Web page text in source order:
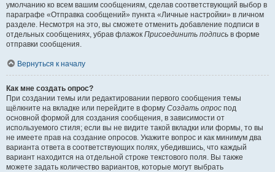
умолчанию ко всем вашим сообщениям, сделав соответствующий выбор в
параграфе «Отправка сообщений» пункта «Личные настройки» в личном
разделе. Несмотря на это, вы сможете отменить добавление подписи в
отдельных сообщениях, убрав флажок Присоединить подпись в форме
отправки сообщения.
Вернуться к началу
Как мне создать опрос?
При создании темы или редактировании первого сообщения темы
щёлкните на вкладке или перейдите в форму Создать опрос под
основной формой для создания сообщения, в зависимости от
используемого стиля; если вы не видите такой вкладки или формы, то вы
не имеете прав на создание опросов. Укажите вопрос и как минимум два
варианта ответа в соответствующих полях, убедившись, что каждый
вариант находится на отдельной строке текстового поля. Вы также
можете задать количество вариантов, которые могут выбрать